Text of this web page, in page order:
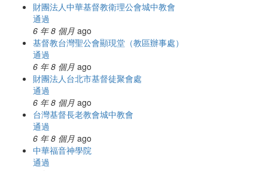
財團法人中華基督教衛理公會城中教會
通過
6 年 8 個月 ago
基督教台灣聖公會顯現堂（教區辦事處）
通過
6 年 8 個月 ago
財團法人台北市基督徒聚會處
通過
6 年 8 個月 ago
台灣基督長老教會城中教會
通過
6 年 8 個月 ago
中華福音神學院
通過